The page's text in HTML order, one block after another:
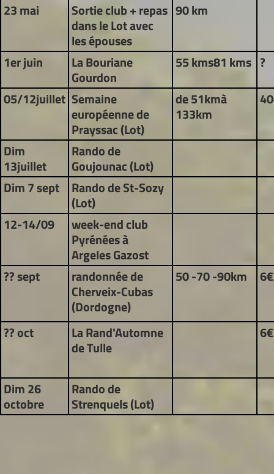
23 mai
Sortie club + repas
dans le Lot avec
les épouses
90 km
1er juin
La Bouriane
Gourdon
55 kms81 kms ?
05/12juillet Semaine
européenne de
Prayssac (Lot)
de 51kmà
133km
Dim
13juillet
Rando de
Goujounac (Lot)
Dim 7 sept
Rando de St-Sozy
(Lot)
12-14/09
week-end club
Pyrénées à
Argeles Gazost
?? sept
randonnée de
Cherveix-Cubas
(Dordogne)
50 -70 -90km
?? oct
La Rand'Automne
de Tulle
Dim 26
octobre
Rando de
Strenquels (Lot)